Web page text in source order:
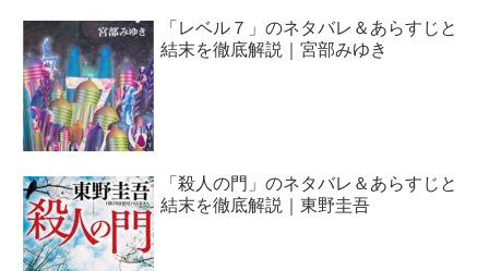
「レベル７」のネタバレ＆あらすじと
結末を徹底解説｜宮部みゆき
「殺人の門」のネタバレ＆あらすじと
結末を徹底解説｜東野圭吾